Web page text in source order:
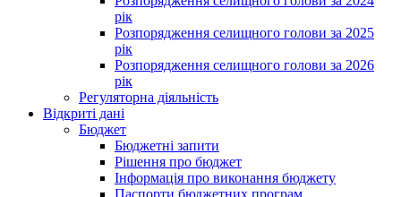
рік
Розпорядження селищного голови за 2025
рік
Розпорядження селищного голови за 2026
рік
Регуляторна діяльність
Відкриті дані
Бюджет
Бюджетні запити
Рішення про бюджет
Інформація про виконання бюджету
Паспорти бюджетних програм